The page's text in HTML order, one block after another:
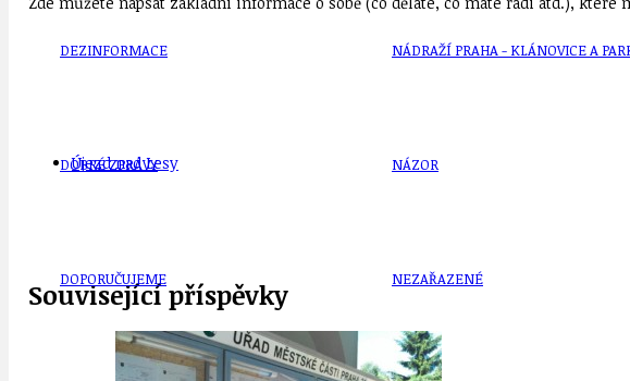
DEZINFORMACE
DOBRÉ ZPRÁVY
DOPORUČUJEME
NÁDRAŽÍ PRAHA - KLÁNOVICE A
NÁZOR
NEZAŘAZENÉ
Újezd nad Lesy
Související příspěvky